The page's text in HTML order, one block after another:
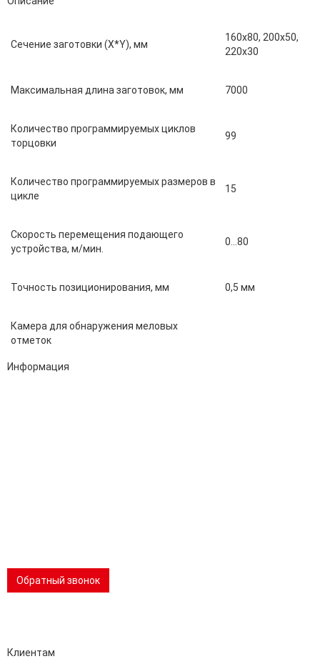
Сечение заготовки (X*Y), мм
160х80, 200х50,
220х30
Максимальная длина заготовок, мм 7000
Количество программируемых циклов
торцовки
99
Количество программируемых размеров в
цикле
15
Скорость перемещения подающего
устройства, м/мин.
0…80
Точность позиционирования, мм 0,5 мм
Камера для обнаружения меловых
отметок
Информация
Обратный звонок
Клиентам